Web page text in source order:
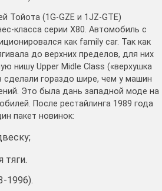
Тойота (1G-GZE и 1JZ-GTE)
класса серии X80. Автомобиль с
как family car. Так как
до верхних пределов, для них
нишу Upper Midle Class («верхушка
сделали гораздо шире, чем у машин
Это была дань западной моде на
После рестайлинга 1989 года
пакет новинок:
тяги.
1996).